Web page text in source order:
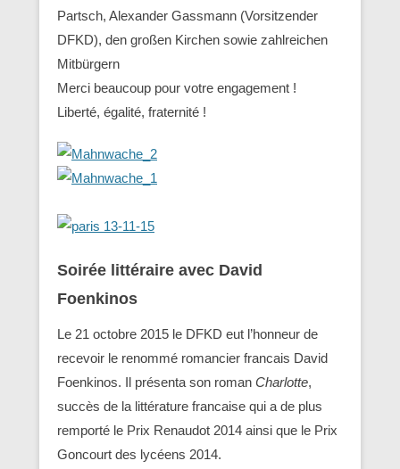
Partsch, Alexander Gassmann (Vorsitzender
‪‎DFKD), den großen Kirchen sowie zahlreichen
Mitbürgern
Merci beaucoup pour votre engagement !
Liberté, égalité, fraternité !
Soirée littéraire avec David
Foenkinos
Le 21 octobre 2015 le DFKD eut l’honneur de
recevoir le renommé romancier francais David
Foenkinos. Il présenta son roman Charlotte,
succès de la littérature francaise qui a de plus
remporté le Prix Renaudot 2014 ainsi que le Prix
Goncourt des lycéens 2014.